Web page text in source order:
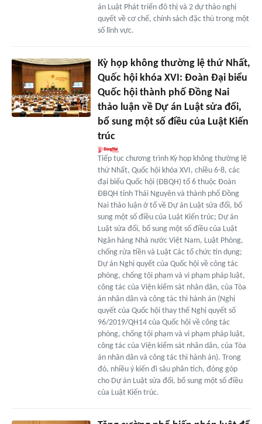
án Luật Phát triển đô thị và 2 dự thảo nghị
quyết về cơ chế, chính sách đặc thù trong một
số lĩnh vực.
Kỳ họp không thường lệ thứ Nhất,
Quốc hội khóa XVI: Đoàn Đại biểu
Quốc hội thành phố Đồng Nai
thảo luận về Dự án Luật sửa đổi,
bổ sung một số điều của Luật Kiến
trúc
Tiếp tục chương trình Kỳ họp không thường lệ
thứ Nhất, Quốc hội khóa XVI, chiều 6-8, các
đại biểu Quốc hội (ĐBQH) tổ 6 thuộc Đoàn
ĐBQH tỉnh Thái Nguyên và thành phố Đồng
Nai thảo luận ở tổ về Dự án Luật sửa đổi, bổ
sung một số điều của Luật Kiến trúc; Dự án
Luật sửa đổi, bổ sung một số điều của Luật
Ngân hàng Nhà nước Việt Nam, Luật Phòng,
chống rửa tiền và Luật Các tổ chức tín dụng;
Dự án Nghị quyết của Quốc hội về công tác
phòng, chống tội phạm và vi phạm pháp luật,
công tác của Viện kiểm sát nhân dân, của Tòa
án nhân dân và công tác thi hành án (Nghị
quyết của Quốc hội thay thế Nghị quyết số
96/2019/QH14 của Quốc hội về công tác
phòng, chống tội phạm và vi phạm pháp luật,
công tác của Viện kiểm sát nhân dân, của Tòa
án nhân dân và công tác thi hành án). Trong
đó, nhiều ý kiến đi sâu phân tích, đóng góp
cho Dự án Luật sửa đổi, bổ sung một số điều
của Luật Kiến trúc.